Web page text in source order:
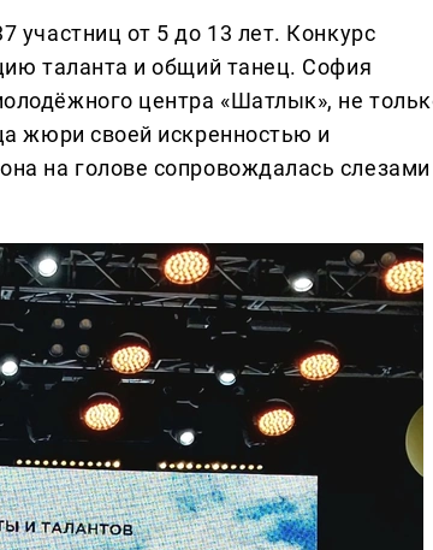
участниц от 5 до 13 лет. Конкурс
таланта и общий танец. София
центра «Шатлык», не
жюри своей искренностью и
на голове сопровождалась слезами